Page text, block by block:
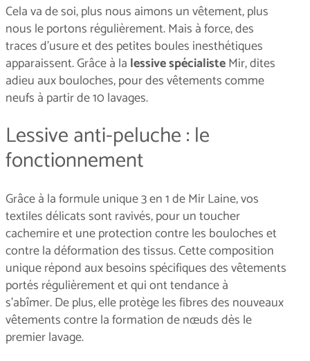
Cela va de soi, plus nous aimons un vêtement, plus
nous le portons régulièrement. Mais à force, des
traces d’usure et des petites boules inesthétiques
apparaissent. Grâce à la lessive spécialisteMir, dites
adieu aux bouloches, pour des vêtements comme
neufs à partir de 10 lavages.
Lessive anti-peluche : le
fonctionnement
Grâce à la formule unique 3 en 1 de Mir Laine, vos
textiles délicats sont ravivés, pour un toucher
cachemire et une protection contre les bouloches et
contre la déformation des tissus. Cette composition
unique répond aux besoins spécifiques des vêtements
portés régulièrement et qui ont tendance à
s'abîmer. De plus, elle protège les fibres des nouveaux
vêtements contre la formation de nœuds dès le
premier lavage.